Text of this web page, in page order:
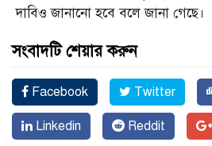
দাবিও জানানো হবে বলে জানা গেছে।
সংবাদটি শেয়ার করুন
Facebook Twitter
Linkedin Reddit